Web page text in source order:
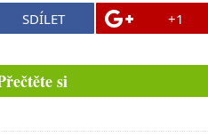
SDÍLET +1
si